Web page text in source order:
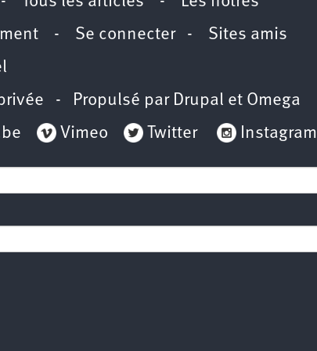
- Se connecter- Sites amis
- Propulsé par Drupal et Omega
Vimeo Twitter Instagram